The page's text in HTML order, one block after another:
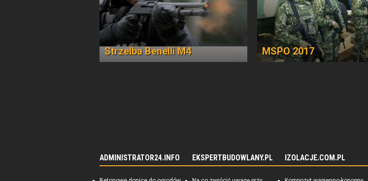
Strzelba Benelli M4 MSPO 2017
ADMINISTRATOR24.INFO EKSPERTBUDOWLANY.PL IZOLACJE.COM.PL